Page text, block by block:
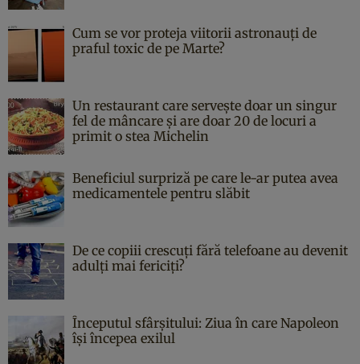
Cum se vor proteja viitorii astronauți de
praful toxic de pe Marte?
Un restaurant care servește doar un singur
fel de mâncare și are doar 20 de locuri a
primit o stea Michelin
Beneficiul surpriză pe care le-ar putea avea
medicamentele pentru slăbit
De ce copiii crescuți fără telefoane au devenit
adulți mai fericiți?
Începutul sfârşitului: Ziua în care Napoleon
îşi începea exilul